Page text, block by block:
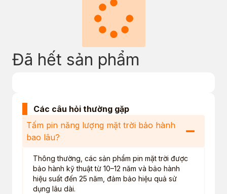
Đã hết sản phẩm
Các câu hỏi thường gặp
Tấm pin năng lượng mặt trời bảo hành
bao lâu?
Thông thường, các sản phẩm pin mặt trời được
bảo hành kỹ thuật từ 10–12 năm và bảo hành
hiệu suất đến 25 năm, đảm bảo hiệu quả sử
dụng lâu dài.